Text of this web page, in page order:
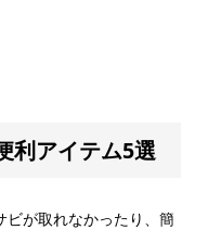
利アイテム5選
が取れなかったり、簡